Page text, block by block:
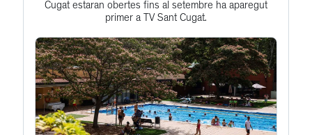
this
Cugat estaran obertes fins al setembre ha aparegut
primer a TV Sant Cugat.